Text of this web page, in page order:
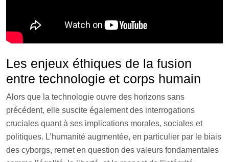
Les enjeux éthiques de la fusion
entre technologie et corps humain
Alors que la technologie ouvre des horizons sans
précédent, elle suscite également des interrogations
cruciales quant à ses implications morales, sociales et
politiques. L’humanité augmentée, en particulier par le biais
des cyborgs, remet en question des valeurs fondamentales